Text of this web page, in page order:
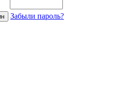
Забыли пароль?